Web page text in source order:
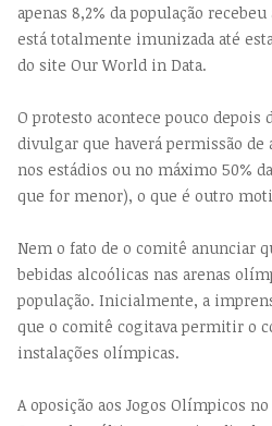
apenas 8,2% da população
está totalmente imunizada até
do site Our World in Data.
O protesto acontece pouco depois
divulgar que haverá permissão de
nos estádios ou no máximo 50%
que for menor), o que é outro
Nem o fato de o comitê anunciar
bebidas alcoólicas nas arenas
população. Inicialmente, a
que o comitê cogitava permitir o
instalações olímpicas.
A oposição aos Jogos Olímpicos